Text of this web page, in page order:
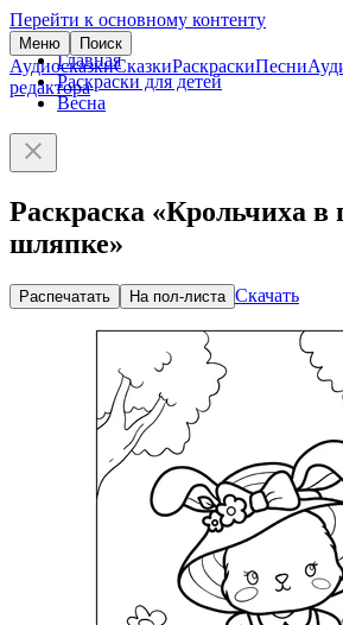
Перейти к основному контенту
Меню Поиск
АудиосказкиСказкиРаскраскиПесни
редактора
Главная
Раскраски для детей
Весна
Раскраска «Крольчиха в
шляпке»
Распечатать На пол-листа Скачать